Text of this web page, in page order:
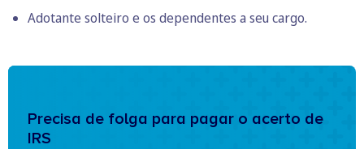
Adotante solteiro e os dependentes a seu cargo.
Precisa de folga para pagar o acerto de
IRS